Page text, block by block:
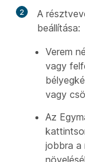
2
A
beállítása:
Verem
vagy
vagy
Az
jobbra a